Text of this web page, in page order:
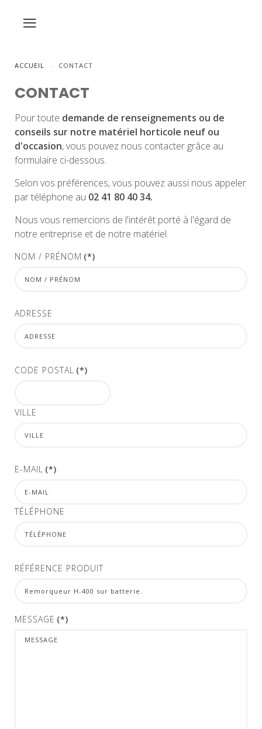
ACCUEIL CONTACT
CONTACT
Pour toute demande de renseignements ou de
conseils sur notre matériel horticole neuf ou
d'occasion, vous pouvez nous contacter grâce au
formulaire ci-dessous.
Selon vos préférences, vous pouvez aussi nous appeler
par téléphone au 02 41 80 40 34.
Nous vous remercions de l'intérêt porté à l'égard de
notre entreprise et de notre matériel.
NOM / PRÉNOM (*)
ADRESSE
CODE POSTAL (*)
VILLE
E-MAIL (*)
TÉLÉPHONE
RÉFÉRENCE PRODUIT
MESSAGE (*)